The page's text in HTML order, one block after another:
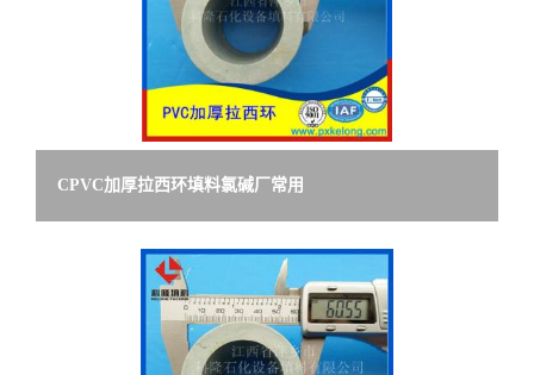
CPVC加厚拉西环填料氯碱厂常用